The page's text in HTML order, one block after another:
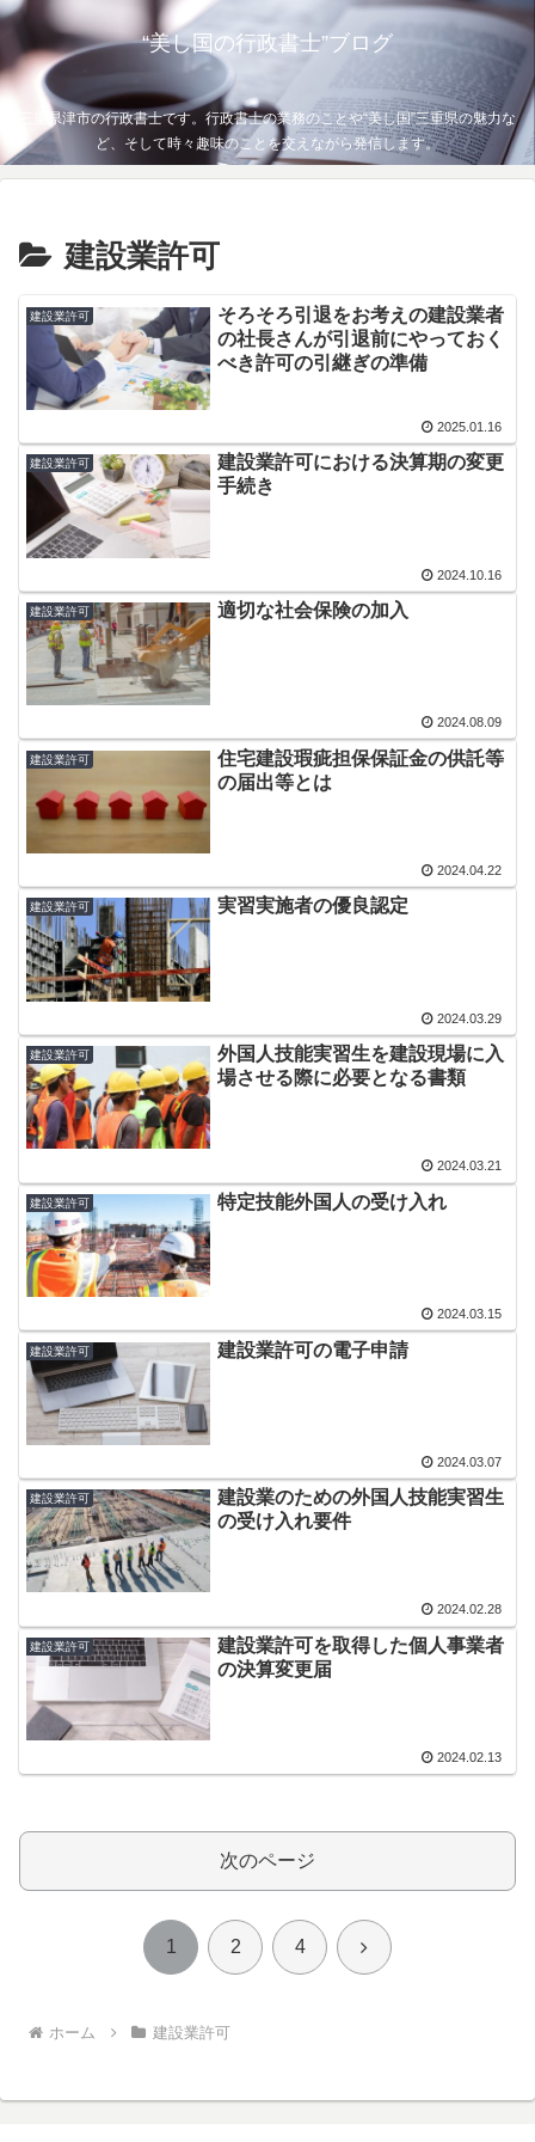
“美し国の行政書士”ブログ
三重県津市の行政書士です。行政書士の業務のことや“美し国”三重県の魅力な
ど、そして時々趣味のことを交えながら発信します。
建設業許可
建設業許可
そろそろ引退をお考えの建設業者
の社長さんが引退前にやっておく
べき許可の引継ぎの準備
2025.01.16
建設業許可
建設業許可における決算期の変更
手続き
2024.10.16
建設業許可 適切な社会保険の加入
2024.08.09
建設業許可
住宅建設瑕疵担保保証金の供託等
の届出等とは
2024.04.22
建設業許可 実習実施者の優良認定
2024.03.29
建設業許可
外国人技能実習生を建設現場に入
場させる際に必要となる書類
2024.03.21
建設業許可 特定技能外国人の受け入れ
2024.03.15
建設業許可 建設業許可の電子申請
2024.03.07
建設業許可
建設業のための外国人技能実習生
の受け入れ要件
2024.02.28
建設業許可
建設業許可を取得した個人事業者
の決算変更届
2024.02.13
次のページ
1 2 4 次
ホーム 建設業許可